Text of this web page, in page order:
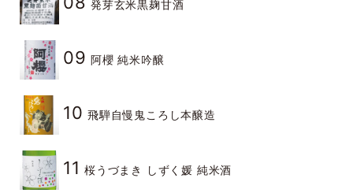
発芽玄米黒麹甘酒
09 阿櫻 純米吟醸
10 飛騨自慢鬼ころし本醸造
11 桜うづまき しずく媛 純米酒